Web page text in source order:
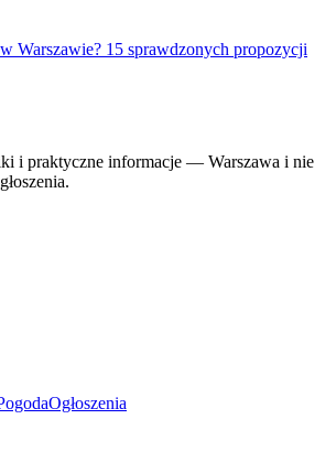
Warszawie? 15 sprawdzonych propozycji
i praktyczne informacje — Warszawa i nie
Ogłoszenia